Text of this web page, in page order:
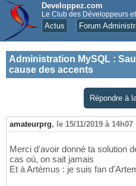
Developpez.com
Le Club des Développeurs
Actus Forum
Administration MySQL :
cause des accents
Répondre à
amateurprg, le 15/11/2019 à 14h07
Merci d'avoir donné ta solution
cas où, on sait jamais
Et à Artémus : je suis fan